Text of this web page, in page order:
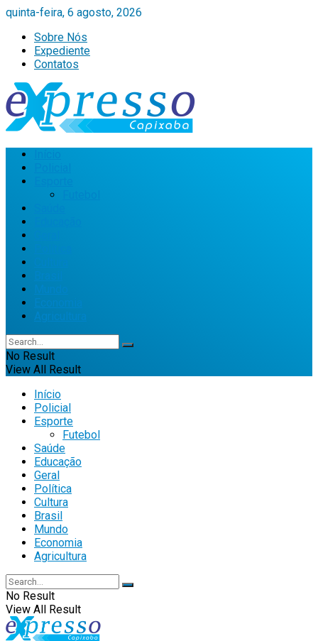
quinta-feira, 6 agosto, 2026
Sobre Nós
Expediente
Contatos
Agricultura
No Result
View All Result
Início
Policial
Esporte
Futebol
Saúde
Educação
Geral
Política
Cultura
Brasil
Mundo
Economia
Agricultura
No Result
View All Result